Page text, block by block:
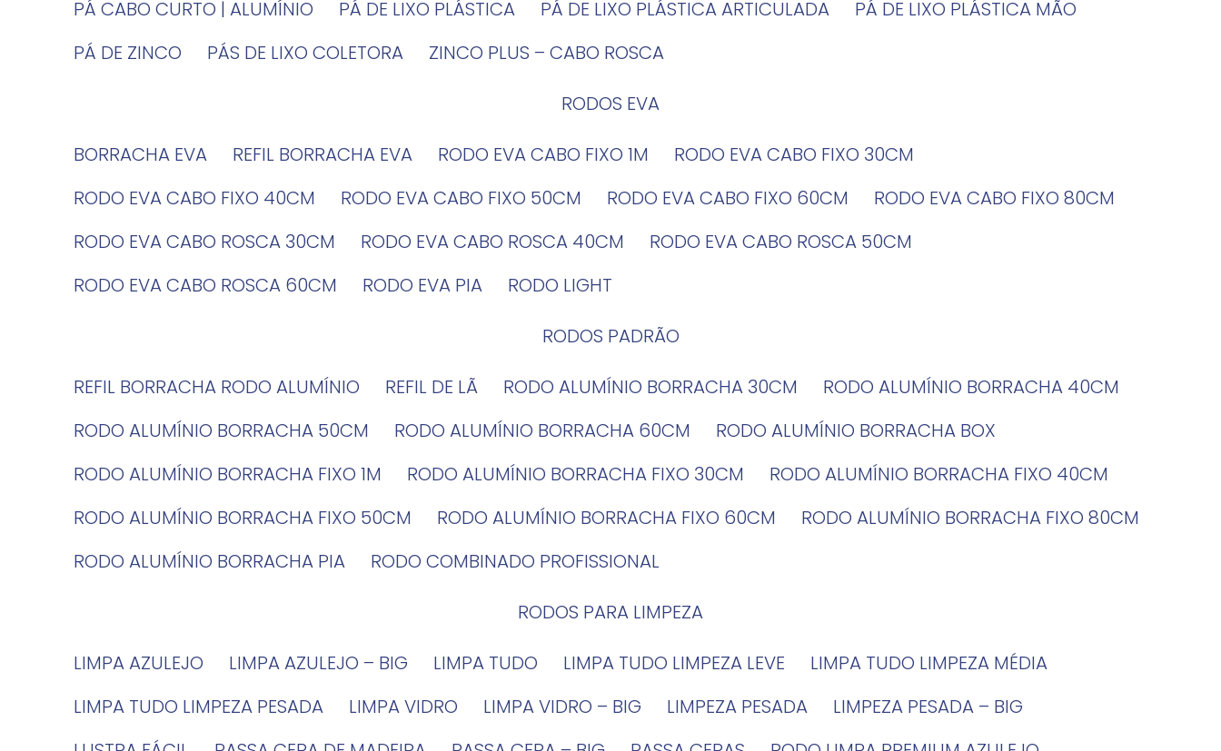
PÁ CABO CURTO | ALUMÍNIO
PÁ DE LIXO PLÁSTICA PÁ DE LIXO PLÁSTICA ARTICULADA
PÁ DE LIXO PLÁSTICA MÃO
PÁ DE ZINCO
PÁS DE LIXO COLETORA
ZINCO PLUS – CABO ROSCA
RODOS EVA
BORRACHA EVA
REFIL BORRACHA EVA RODO EVA CABO FIXO 1M
RODO EVA CABO FIXO 30CM
RODO EVA CABO FIXO 40CM
RODO EVA CABO FIXO 50CM RODO EVA CABO FIXO 60CM
RODO EVA CABO FIXO 80CM
RODO EVA CABO ROSCA 30CM
RODO EVA CABO ROSCA 40CM
RODO EVA CABO ROSCA 50CM
RODO EVA CABO ROSCA 60CM
RODO EVA PIA
RODO LIGHT
RODOS PADRÃO
REFIL BORRACHA RODO ALUMÍNIO
REFIL DE LÃ RODO ALUMÍNIO BORRACHA 30CM
RODO ALUMÍNIO BORRACHA 40CM
RODO ALUMÍNIO BORRACHA 50CM
RODO ALUMÍNIO BORRACHA 60CM
RODO ALUMÍNIO BORRACHA BOX
RODO ALUMÍNIO BORRACHA FIXO 1M
RODO ALUMÍNIO BORRACHA FIXO 30CM
RODO ALUMÍNIO BORRACHA FIXO 40CM
RODO ALUMÍNIO BORRACHA FIXO 50CM
RODO ALUMÍNIO BORRACHA FIXO 60CM
RODO ALUMÍNIO BORRACHA FIXO 80CM
RODO ALUMÍNIO BORRACHA PIA
RODO COMBINADO PROFISSIONAL
RODOS PARA LIMPEZA
LIMPA AZULEJO
LIMPA AZULEJO – BIG LIMPA TUDO LIMPA TUDO LIMPEZA LEVE
LIMPA TUDO LIMPEZA MÉDIA
LIMPA TUDO LIMPEZA PESADA
LIMPA VIDRO LIMPA VIDRO – BIG LIMPEZA PESADA
LIMPEZA PESADA – BIG